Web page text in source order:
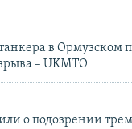
в Ормузском
– UKMTO
о подозрении